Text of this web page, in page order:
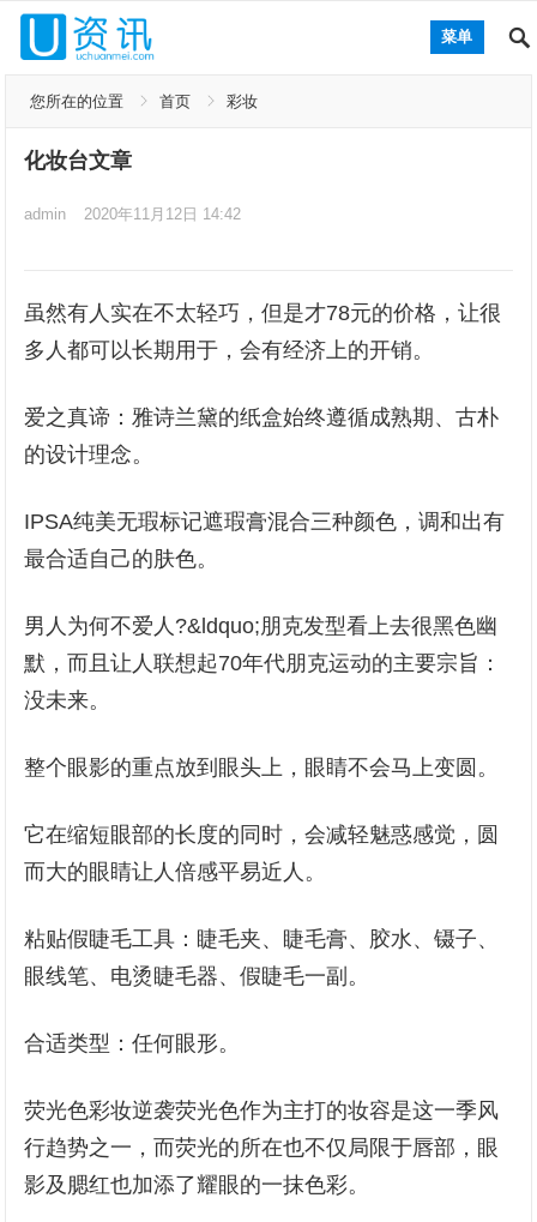
菜单
您所在的位置 首页 彩妆
化妆台文章
admin 2020年11月12日 14:42
虽然有人实在不太轻巧，但是才78元的价格，让很
多人都可以长期用于，会有经济上的开销。
爱之真谛：雅诗兰黛的纸盒始终遵循成熟期、古朴
的设计理念。
IPSA纯美无瑕标记遮瑕膏混合三种颜色，调和出有
最合适自己的肤色。
男人为何不爱人?&ldquo;朋克发型看上去很黑色幽
默，而且让人联想起70年代朋克运动的主要宗旨：
没未来。
整个眼影的重点放到眼头上，眼睛不会马上变圆。
它在缩短眼部的长度的同时，会减轻魅惑感觉，圆
而大的眼睛让人倍感平易近人。
粘贴假睫毛工具：睫毛夹、睫毛膏、胶水、镊子、
眼线笔、电烫睫毛器、假睫毛一副。
合适类型：任何眼形。
荧光色彩妆逆袭荧光色作为主打的妆容是这一季风
行趋势之一，而荧光的所在也不仅局限于唇部，眼
影及腮红也加添了耀眼的一抹色彩。